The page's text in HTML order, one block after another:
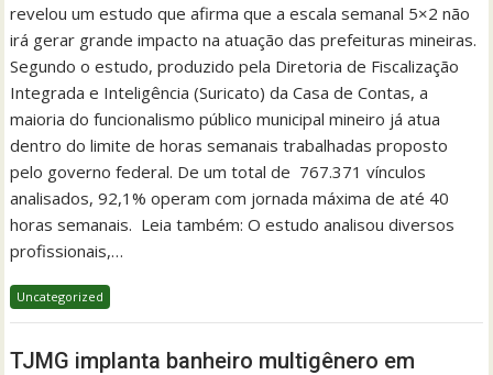
revelou um estudo que afirma que a escala semanal 5×2 não
irá gerar grande impacto na atuação das prefeituras mineiras.
Segundo o estudo, produzido pela Diretoria de Fiscalização
Integrada e Inteligência (Suricato) da Casa de Contas, a
maioria do funcionalismo público municipal mineiro já atua
dentro do limite de horas semanais trabalhadas proposto
pelo governo federal. De um total de 767.371 vínculos
analisados, 92,1% operam com jornada máxima de até 40
horas semanais. Leia também: O estudo analisou diversos
profissionais,…
Uncategorized
TJMG implanta banheiro multigênero em